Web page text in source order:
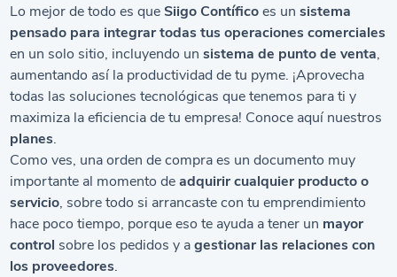
Lo mejor de todo es queSiigo Contíficoes un sistema
pensado para integrar todas tus operaciones comerciales
en un solo sitio, incluyendo unsistema de punto de venta,
aumentando así la productividad de tu pyme. ¡Aprovecha
todas las soluciones tecnológicas que tenemos para ti y
maximiza la eficiencia de tu empresa! Conoce aquí nuestros
planes.
Como ves, una orden de compra es un documento muy
importante al momento deadquirir cualquier producto o
servicio, sobre todo si arrancaste con tu emprendimiento
hace poco tiempo, porque eso te ayuda a tener un mayor
control sobre los pedidos y agestionar las relaciones con
los proveedores.